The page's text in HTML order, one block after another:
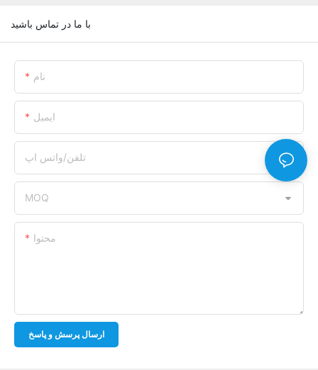
با ما در تماس باشید
نام
ایمیل
تلفن/واتس اپ
MOQ
محتوا
ارسال پرسش و پاسخ